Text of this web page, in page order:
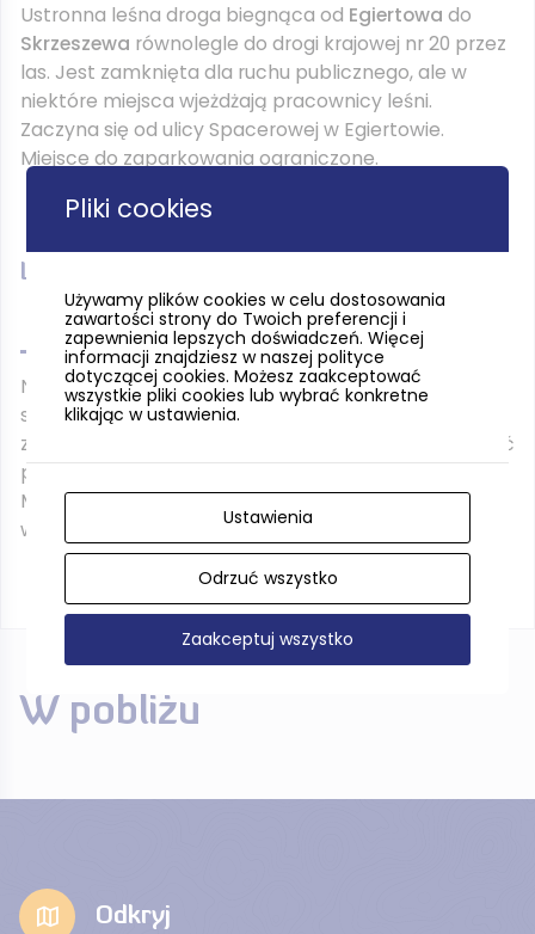
Ustronna leśna droga biegnąca od Egiertowa do
Skrzeszewa równolegle do drogi krajowej nr 20 przez
las. Jest zamknięta dla ruchu publicznego, ale w
niektóre miejsca wjeżdżają pracownicy leśni.
Zaczyna się od ulicy Spacerowej w Egiertowie.
Miejsce do zaparkowania ograniczone.
Lasy Mirachowskie
Na południe i zachód odMirachowaznajdziemy
szerokie leśne drogi, w które można się udać na
zimową eskapadę. Naszą bazą wypadową może być
parking leśny przyStacji Turystycznej Lubygość.
Można wybrać jedną z dróg, które zaczynają się od
wąskiej szosy Mirachowo – Kamienica Królewska.
W pobliżu
Odkryj
Pliki cookies
Używamy plików cookies w celu dostosowania
zawartości strony do Twoich preferencji i
zapewnienia lepszych doświadczeń. Więcej
informacji znajdziesz w naszej polityce
dotyczącej cookies. Możesz zaakceptować
wszystkie pliki cookies lub wybrać konkretne
klikając w ustawienia.
Ustawienia
Odrzuć wszystko
Zaakceptuj wszystko